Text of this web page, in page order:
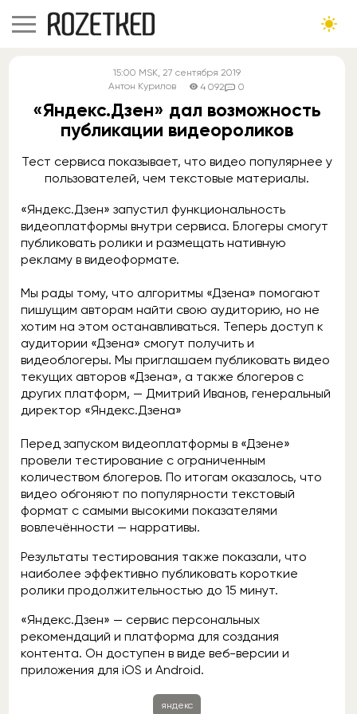
15:00 MSK, 27 сентября 2019
Антон Курилов
4 092 0
«Яндекс.Дзен» дал возможность
публикации видеороликов
Тест сервиса показывает, что видео популярнее у
пользователей, чем текстовые материалы.
«Яндекс.Дзен» запустил функциональность
видеоплатформы внутри сервиса. Блогеры смогут
публиковать ролики и размещать нативную
рекламу в видеоформате.
Мы рады тому, что алгоритмы «Дзена» помогают
пишущим авторам найти свою аудиторию, но не
хотим на этом останавливаться. Теперь доступ к
аудитории «Дзена» смогут получить и
видеоблогеры. Мы приглашаем публиковать видео
текущих авторов «Дзена», а также блогеров с
других платформ, — Дмитрий Иванов, генеральный
директор «Яндекс.Дзена»
Перед запуском видеоплатформы в «Дзене»
провели тестирование с ограниченным
количеством блогеров. По итогам оказалось, что
видео обгоняют по популярности текстовый
формат с самыми высокими показателями
вовлечённости — нарративы.
Результаты тестирования также показали, что
наиболее эффективно публиковать короткие
ролики продолжительностью до 15 минут.
«Яндекс.Дзен» — сервис персональных
рекомендаций и платформа для создания
контента. Он доступен в виде веб-версии и
приложения для iOS и Android.
яндекс